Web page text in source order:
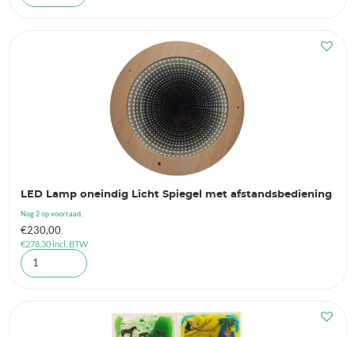
LED Lamp oneindig Licht Spiegel met afstandsbediening
Nog 2 op voorraad.
€230,00
€278,30incl. BTW